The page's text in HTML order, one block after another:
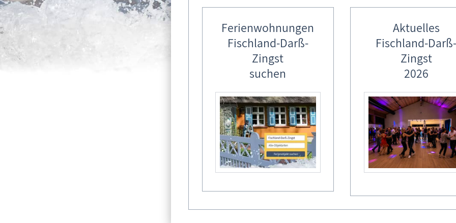
Fischland-Darß-Zingst
Alle Ferienobjekte des Gastgebers
Einige Gastgeber verfügen über mehrere Ferienobjekte. Somit besteht die
Familienmitgliedern oder Freunden zu verbringen, indem Sie mehrere
dazu in die Buchungskalender des Gastgebers.
Ostseebad Prerow - Ferienwohnung: 21-1
Ferienwohnungen
Fischland-Darß-
Zingst
suchen
Aktuelles
Fischland-Darß-
Zingst
2026